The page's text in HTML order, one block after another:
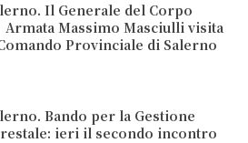
Il Generale del Corpo
Massimo Masciulli visita
Provinciale di Salerno
Bando per la Gestione
ieri il secondo incontro